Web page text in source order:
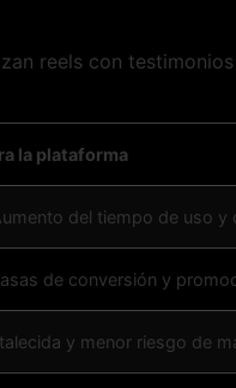
reels con
la plataforma
del tiempo de uso y
de conversión y
y menor riesgo de